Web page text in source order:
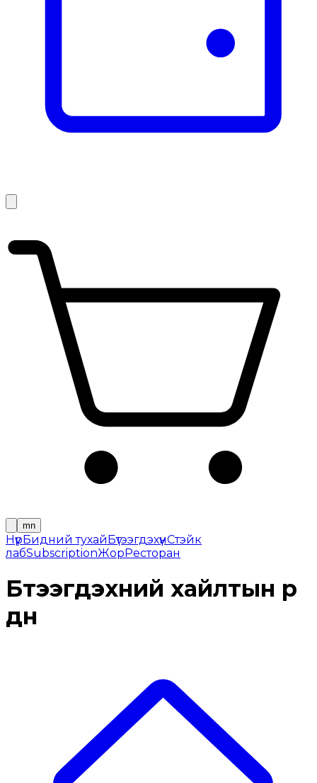
mn
НүүрБидний тухайБүтээгдэхүүнCтэйк
лабSubscriptionЖорРесторан
Бүтээгдэхүүний хайлтын үр
дүн